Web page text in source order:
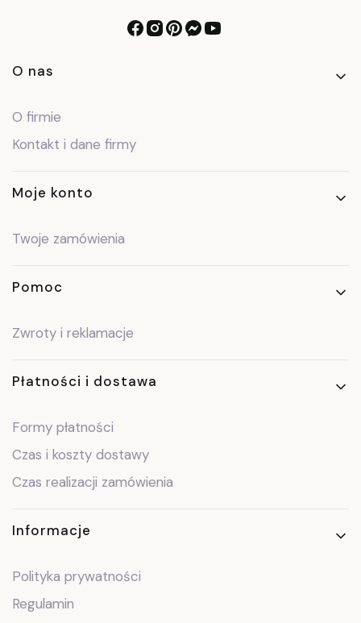
Linki w stopce
O nas
O firmie
Kontakt i dane firmy
Moje konto
Twoje zamówienia
Pomoc
Zwroty i reklamacje
Płatności i dostawa
Formy płatności
Czas i koszty dostawy
Czas realizacji zamówienia
Informacje
Polityka prywatności
Regulamin